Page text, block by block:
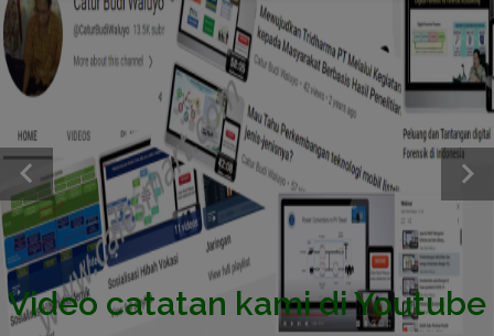
Video catatan kami di Youtube